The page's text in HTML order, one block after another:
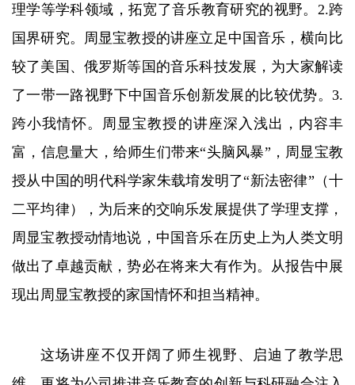
理学等学科领域，拓宽了音乐教育研究的视野。2.跨
国界研究。周显宝教授的讲座立足中国音乐，横向比
较了美国、俄罗斯等国的音乐科技发展，为大家解读
了一带一路视野下中国音乐创新发展的比较优势。3.
跨小我情怀。周显宝教授的讲座深入浅出，内容丰
富，信息量大，给师生们带来“头脑风暴”，周显宝教
授从中国的明代科学家朱载堉‌发明了“新法密律”（十
二平均律），为后来的交响乐发展提供了学理支撑，
周显宝教授动情地说，中国音乐在历史上为人类文明
做出了卓越贡献，势必在将来大有作为。从报告中展
现出周显宝教授的家国情怀和担当精神。
这场讲座不仅开阔了师生视野、启迪了教学思